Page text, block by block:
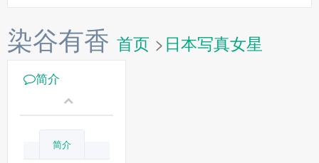
染谷有香 首页 >日本写真女星
简介
简介